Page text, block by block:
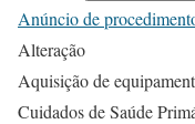
Anúncio de
Alteração
Aquisição de
Cuidados de Saúde